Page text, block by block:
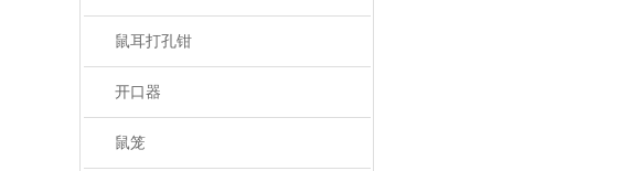
鼠耳打孔钳
开口器
鼠笼